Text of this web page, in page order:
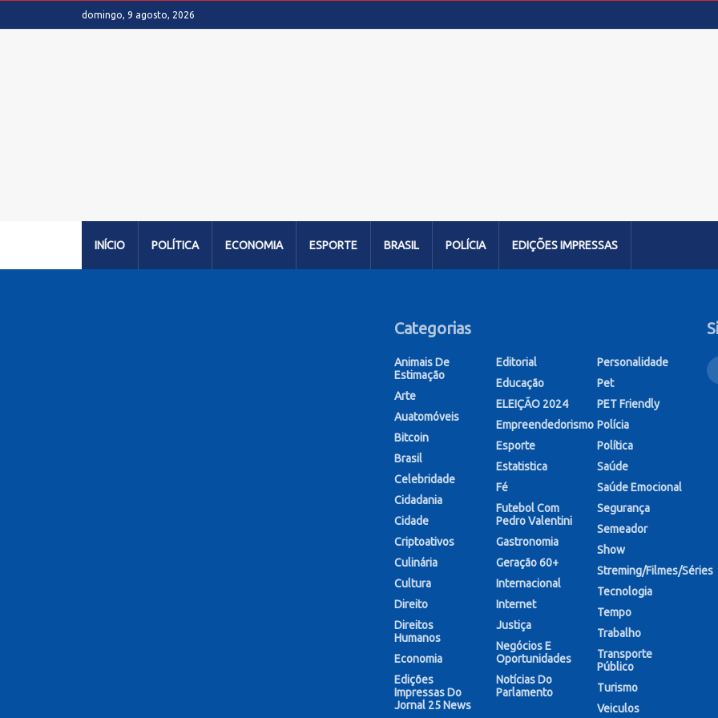
domingo, 9 agosto, 2026
INÍCIO POLÍTICA ECONOMIA ESPORTE BRASIL POLÍCIA EDIÇÕES IMPRESSAS
Categorias
Animais De
Estimação
Arte
Auatomóveis
Bitcoin
Brasil
Celebridade
Cidadania
Cidade
Criptoativos
Culinária
Cultura
Direito
Direitos
Humanos
Economia
Edições
Impressas Do
Jornal 25 News
Editorial
Educação
ELEIÇÃO 2024
Empreendedorismo
Esporte
Estatistica
Fé
Futebol Com
Pedro Valentini
Gastronomia
Geração 60+
Internacional
Internet
Justiça
Negócios E
Oportunidades
Notícias Do
Parlamento
Personalidade
Pet
PET Friendly
Polícia
Política
Saúde
Saúde Emocional
Segurança
Semeador
Show
Streming/Filmes/Séries
Tecnologia
Tempo
Trabalho
Transporte
Público
Turismo
Veiculos